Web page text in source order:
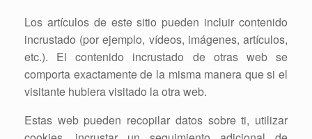
Los artículos de este sitio pueden incluir contenido
incrustado (por ejemplo, vídeos, imágenes, artículos,
etc.). El contenido incrustado de otras web se
comporta exactamente de la misma manera que si el
visitante hubiera visitado la otra web.
Estas web pueden recopilar datos sobre ti, utilizar